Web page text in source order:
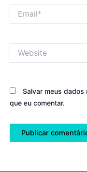
Salvar meus dados
que eu comentar.